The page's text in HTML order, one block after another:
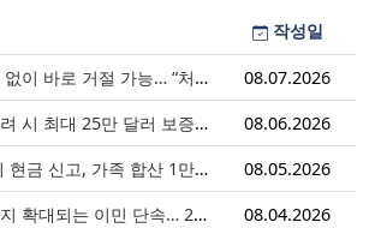
작성일
가능… “처음 제출이 마지막 기회” 시대가 시작됩니다. 08.07.2026
만 달러 보증금? 영주권 심사의 새로운 변수 08.06.2026
고, 가족 합산 1만 달러가 기준입니다. 08.05.2026
이민 단속… 287(g) 프로그램의 대대적 확장 08.04.2026